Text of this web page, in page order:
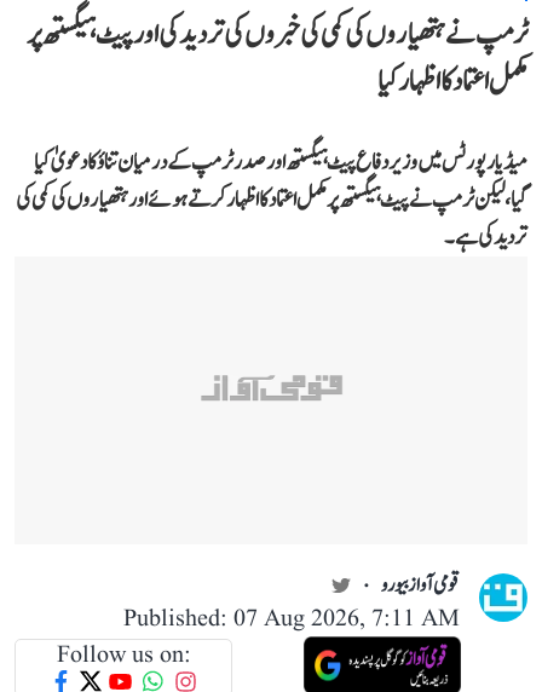
ٹرمپ نے ہتھیاروں کی کمی کی خبروں کی تردید کی اور پیٹ ہیگستھ پر
مکمل اعتماد کا اظہار کیا
میڈیا رپورٹس میں وزیر دفاع پیٹ ہیگستھ اور صدر ٹرمپ کے درمیان تناؤ کا دعویٰ کیا
گیا، لیکن ٹرمپ نے پیٹ ہیگستھ پر مکمل اعتماد کا اظہار کرتے ہوئے اور ہتھیاروں کی کمی کی
تردید کی ہے۔
قومی آواز بیورو
Published: 07 Aug 2026, 7:11 AM
Follow us on: